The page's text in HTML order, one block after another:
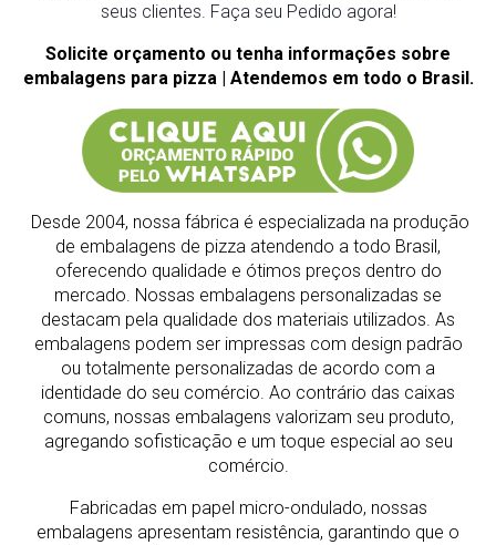
seus clientes. Faça seu Pedido agora!
Solicite orçamento ou tenha informações sobre
embalagens para pizza | Atendemos em todo o Brasil.
Desde 2004, nossa fábrica é especializada na produção
de embalagens de pizza atendendo a todo Brasil,
oferecendo qualidade e ótimos preços dentro do
mercado. Nossas embalagens personalizadas se
destacam pela qualidade dos materiais utilizados. As
embalagens podem ser impressas com design padrão
ou totalmente personalizadas de acordo com a
identidade do seu comércio. Ao contrário das caixas
comuns, nossas embalagens valorizam seu produto,
agregando sofisticação e um toque especial ao seu
comércio.
Fabricadas em papel micro-ondulado, nossas
embalagens apresentam resistência, garantindo que o